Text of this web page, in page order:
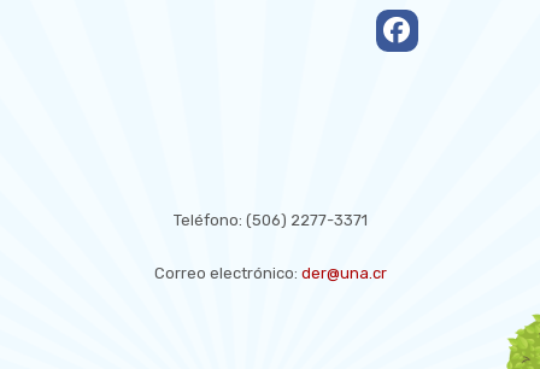
empty
Teléfono: (506) 2277-3371
Correo electrónico: der@una.cr